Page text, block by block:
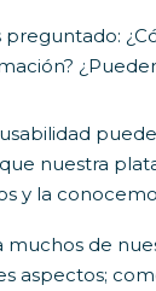
preguntado:
nuestra
y la
muchos de
aspectos;